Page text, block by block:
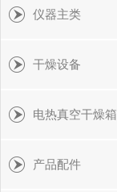
仪器主类
干燥设备
电热真空干燥箱
产品配件